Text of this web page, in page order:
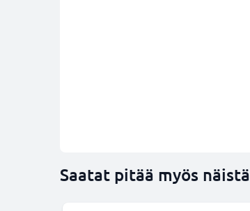
Saatat pitää myös näistä